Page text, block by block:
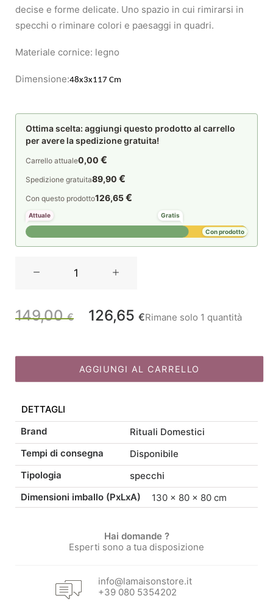
decise e forme delicate. Uno spazio in cui rimirarsi in
specchi o riminare colori e paesaggi in quadri.
Materiale cornice: legno
Dimensione:48x3x117 Cm
Ottima scelta: aggiungi questo prodotto al carrello
per avere la spedizione gratuita!
Carrello attuale0,00 €
Spedizione gratuita89,90 €
Con questo prodotto126,65€
Attuale Gratis
Con prodotto
M
149,00€
originale
149,00 €.
126,65 €Il
attuale
126,65 €.
Rimane solo 1 quantità
AGGIUNGI AL CARRELLO
DETTAGLI
Brand
Rituali Domestici
Tempi di consegna
Disponibile
Tipologia
specchi
Dimensioni imballo (PxLxA)
130 × 80 × 80 cm
Hai domande ?
Esperti sono a tua disposizione
info@lamaisonstore.it
+39 080 5354202